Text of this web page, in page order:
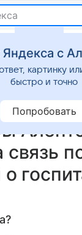
жизнь
с
картинку
быстро и точно
Попробовать